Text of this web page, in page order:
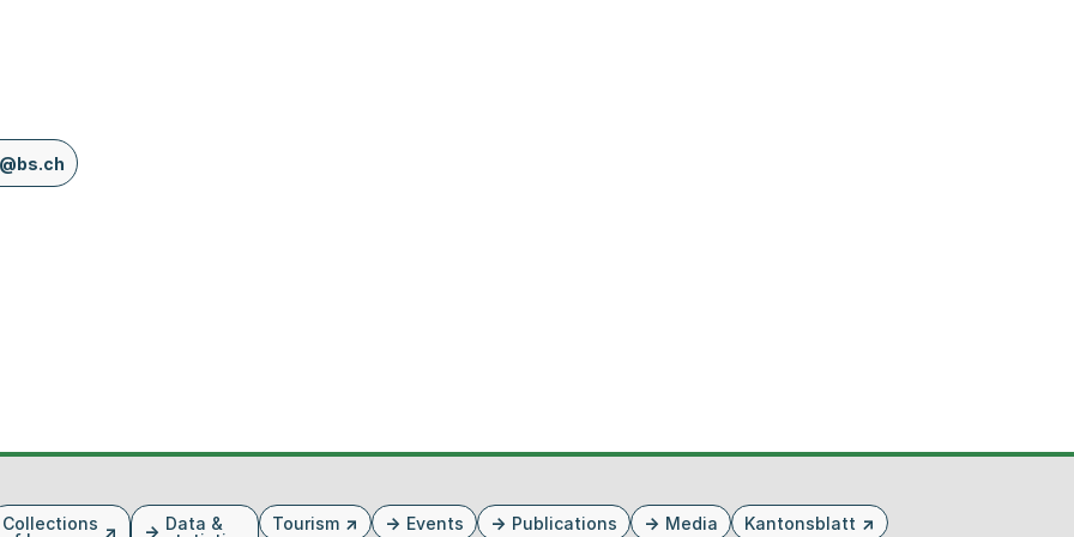
Collections
Data &
Tourism Events Publications Media Kantonsblatt